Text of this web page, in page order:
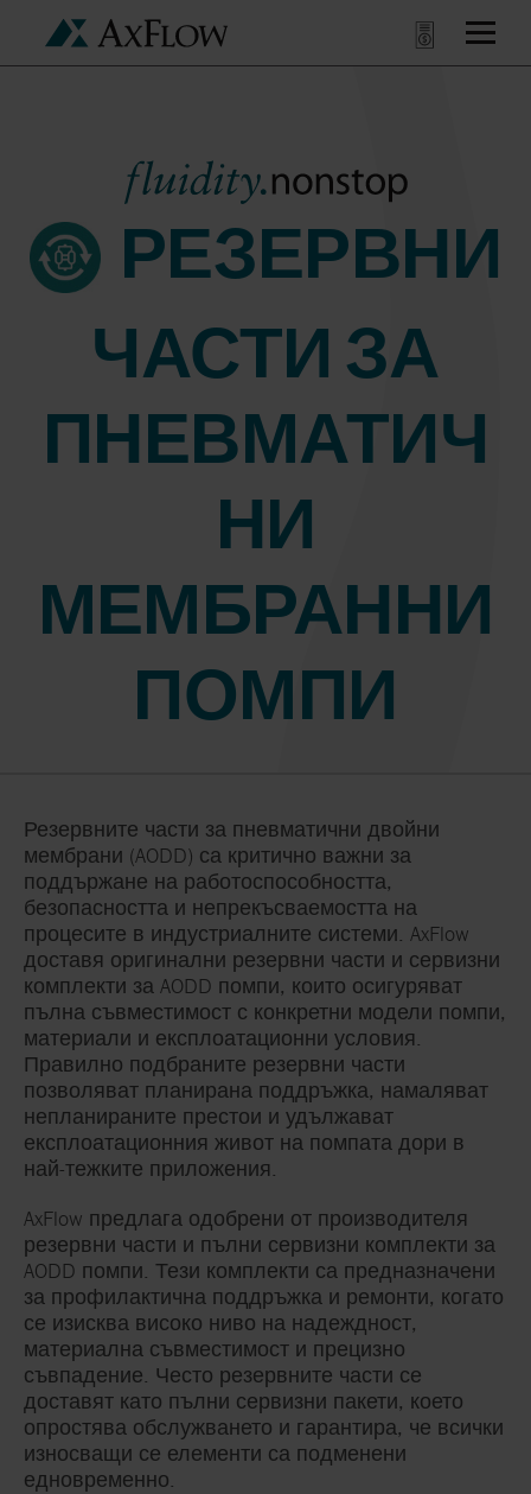
РЕЗЕРВНИ
ЧАСТИ ЗА
ПНЕВМАТИЧ
НИ
МЕМБРАННИ
ПОМПИ
Резервните части за пневматични двойни
мембрани (AODD) са критично важни за
поддържане на работоспособността,
безопасността и непрекъсваемостта на
процесите в индустриалните системи. AxFlow
доставя оригинални резервни части и сервизни
комплекти за AODD помпи, които осигуряват
пълна съвместимост с конкретни модели помпи,
материали и експлоатационни условия.
Правилно подбраните резервни части
позволяват планирана поддръжка, намаляват
непланираните престои и удължават
експлоатационния живот на помпата дори в
най-тежките приложения.
AxFlow предлага одобрени от производителя
резервни части и пълни сервизни комплекти за
AODD помпи. Тези комплекти са предназначени
за профилактична поддръжка и ремонти, когато
се изисква високо ниво на надеждност,
материална съвместимост и прецизно
съвпадение. Често резервните части се
доставят като пълни сервизни пакети, което
опростява обслужването и гарантира, че всички
износващи се елементи са подменени
едновременно.